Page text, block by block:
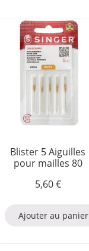
Blister 5 Aiguilles
pour mailles 80
5,60€
Ajouter au panier